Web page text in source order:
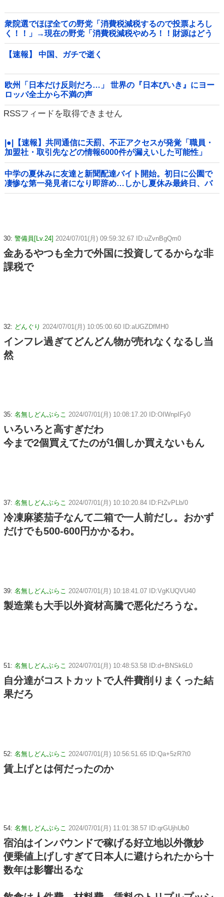
衆院選でほぼ全ての野党「消費税減税するので投票よろし
く！！」→現在の野党「消費税減税やめろ！！財源はどう
するんだ！！」他
【速報】 中国、ガチで逝く
欧州「日本だけ反則だろ…」 世界の『日本びいき』にヨー
ロッパ全土から不満の声
RSSフィードを取得できません
|●|【速報】共同通信に天罰、不正アクセスが発覚「職員・
加盟社・取引先などの情報6000件が漏えいした可能性」
中学の夏休みに友達と新聞配達バイト開始。初日に公園で
凄惨な第一発見者になり即辞め…しかし夏休み最終日、バ
イトを続けた友人の身に起きた「更なる悲劇」←このバイ
30: 警備員[Lv.24] 2024/07/01(月) 09:59:32.67 ID:uZvnBgQm0
金あるやつも全力で外国に投資してるからな非
課税で
32: どんぐり 2024/07/01(月) 10:05:00.60 ID:aUGZDfMH0
インフレ過ぎてどんどん物が売れなくなるし当
然
35: 名無しどんぶらこ 2024/07/01(月) 10:08:17.20 ID:OIWnpIFy0
いろいろと高すぎだわ
今まで2個買えてたのが1個しか買えないもん
37: 名無しどんぶらこ 2024/07/01(月) 10:10:20.84 ID:FtZvPLb/0
冷凍麻婆茄子なんて二箱で一人前だし。おかず
だけでも500-600円かかるわ。
39: 名無しどんぶらこ 2024/07/01(月) 10:18:41.07 ID:VgKUQVU40
製造業も大手以外資材高騰で悪化だろうな。
51: 名無しどんぶらこ 2024/07/01(月) 10:48:53.58 ID:d+BNSk6L0
自分達がコストカットで人件費削りまくった結
果だろ
52: 名無しどんぶらこ 2024/07/01(月) 10:56:51.65 ID:Qa+5zR7t0
賃上げとは何だったのか
54: 名無しどんぶらこ 2024/07/01(月) 11:01:38.57 ID:qrGUjhUb0
宿泊はインバウンドで稼げる好立地以外微妙
便乗値上げしすぎて日本人に避けられたから十
数年は影響出るな